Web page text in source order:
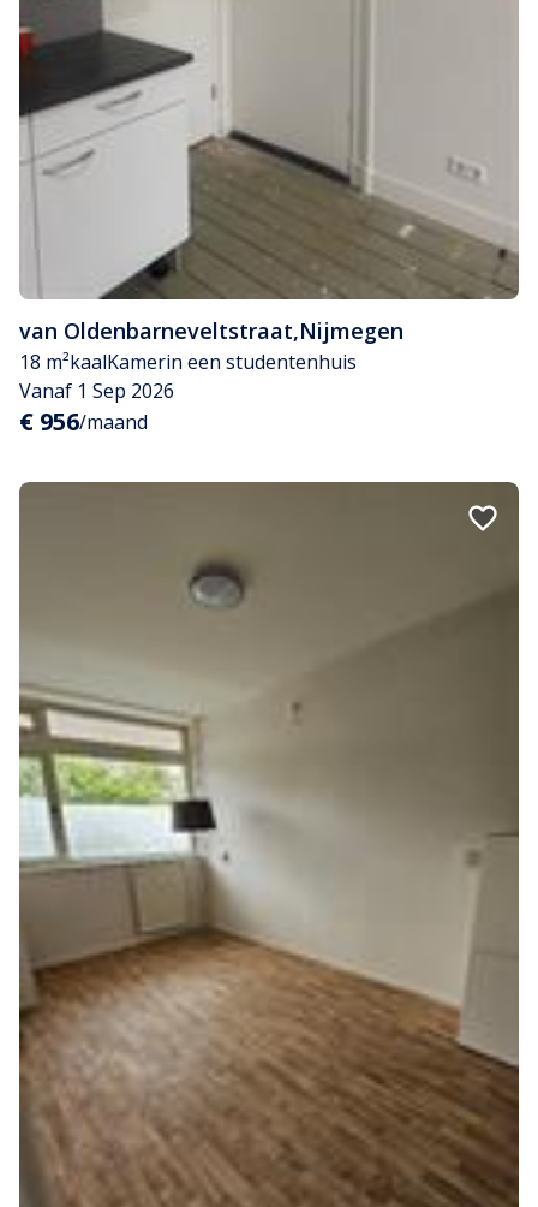
van Oldenbarneveltstraat,Nijmegen
18 m²kaalKamerin een studentenhuis
Vanaf 1 Sep 2026
€ 956/maand